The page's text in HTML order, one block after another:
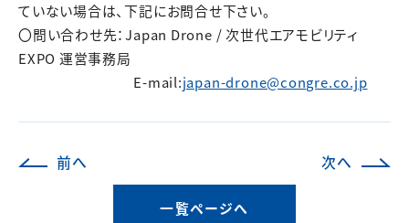
ていない場合は、下記にお問合せ下さい。
〇問い合わせ先：Japan Drone / 次世代エアモビリティ
EXPO 運営事務局
E-mail:japan-drone@congre.co.jp
前へ 次へ
一覧ページへ